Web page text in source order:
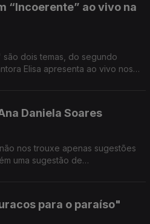
“Incoerente” ao vivo na
Elisa apresenta ao vivo nos
Daniela Soares
nos trouxe apenas sugestões
uma sugestão de
para o paraíso"